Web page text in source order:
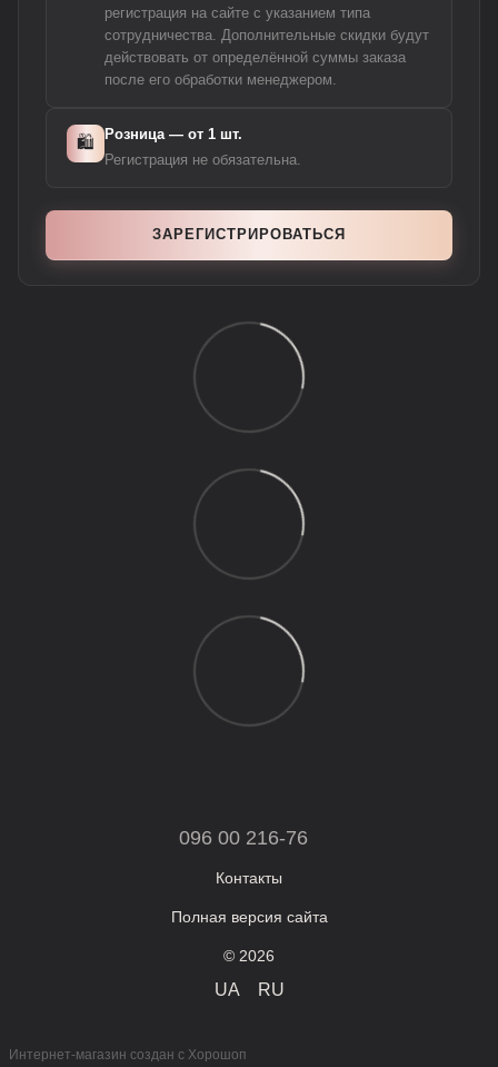
регистрация на сайте с указанием типа
сотрудничества. Дополнительные скидки будут
действовать от определённой суммы заказа
после его обработки менеджером.
🛍️ Розница — от 1 шт.
Регистрация не обязательна.
ЗАРЕГИСТРИРОВАТЬСЯ
096 00 216-76
Контакты
Полная версия сайта
© 2026
UA RU
Интернет-магазин создан с Хорошоп